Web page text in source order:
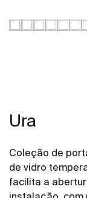
Ura
Coleção de
de vidro
facilita a